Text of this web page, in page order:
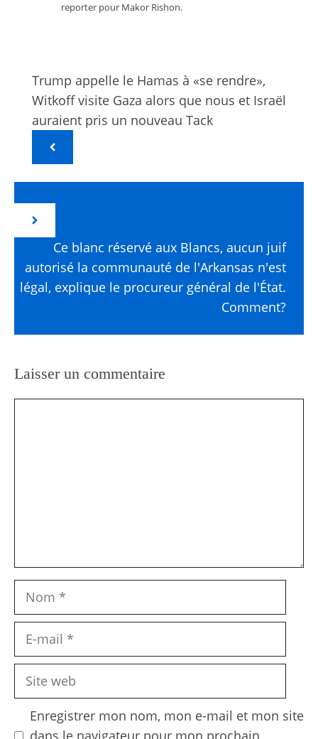
reporter pour Makor Rishon.
Trump appelle le Hamas à «se rendre»,
Witkoff visite Gaza alors que nous et Israël
auraient pris un nouveau Tack
Ce blanc réservé aux Blancs, aucun juif
autorisé la communauté de l'Arkansas n'est
légal, explique le procureur général de l'État.
Comment?
Laisser un commentaire
Nom
Site
Enregistrer mon nom, mon e-mail et mon site